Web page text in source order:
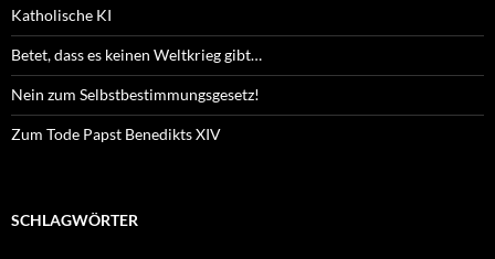
Katholische KI
Betet, dass es keinen Weltkrieg gibt…
Nein zum Selbstbestimmungsgesetz!
Zum Tode Papst Benedikts XIV
SCHLAGWÖRTER